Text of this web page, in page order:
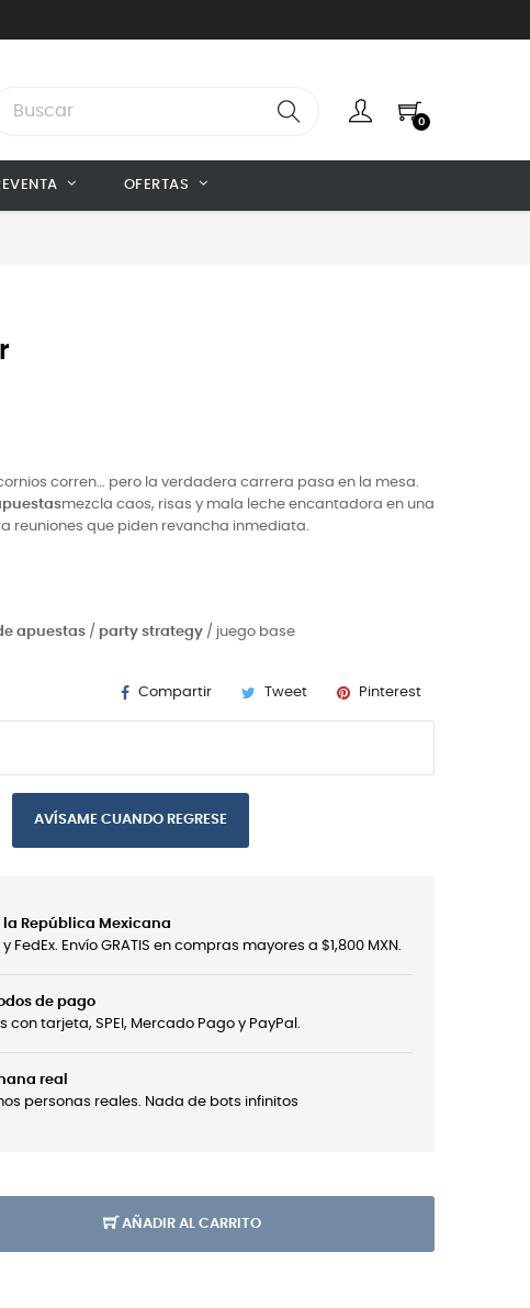
0
OFERTAS
corren… pero la verdadera carrera pasa en la mesa.
mezcla caos, risas y mala leche encantadora en una
reuniones que piden revancha inmediata.
apuestas / party strategy / juego base
Compartir Tweet Pinterest
AVÍSAME CUANDO REGRESE
la República Mexicana
y FedEx. Envío GRATIS en compras mayores a $1,800 MXN.
de pago
con tarjeta, SPEI, Mercado Pago y PayPal.
real
personas reales. Nada de bots infinitos
AÑADIR AL CARRITO